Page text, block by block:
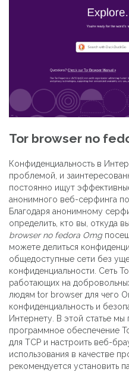
Tor browser no
Конфиденциальность в
проблемой, и
постоянно ищут
анонимного веб-серфинга
Благодаря анонимному
определить, кто вы, откуда
browser no fedora Omg
можете делиться
общедоступные сети без
конфиденциальности. Сеть
работающих на
людям tor browser для чего
конфиденциальность и
Интернету. В этой статье мы
программное обеспечение
для TCP и настроить веб-
использования в качестве
рекомендуется установить